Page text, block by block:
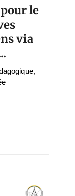
le
via